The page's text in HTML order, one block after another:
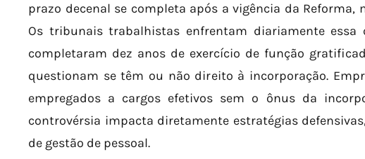
prazo decenal se completa após a vigência da Reforma,
Os tribunais trabalhistas enfrentam diariamente essa
completaram dez anos de exercício de função
questionam se têm ou não direito à incorporação.
empregados a cargos efetivos sem o ônus da
controvérsia impacta diretamente estratégias
de gestão de pessoal.